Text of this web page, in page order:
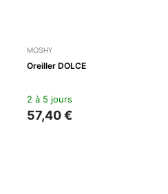
MOSHY
Oreiller DOLCE
2 à 5 jours
57,40 €